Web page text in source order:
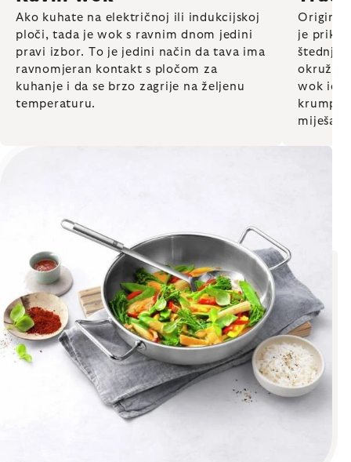
Ako kuhate na električnoj ili indukcijskoj
ploči, tada je wok s ravnim dnom jedini
pravi izbor. To je jedini način da tava ima
ravnomjeran kontakt s pločom za
kuhanje i da se brzo zagrije na željenu
temperaturu.
je
wok
miješati